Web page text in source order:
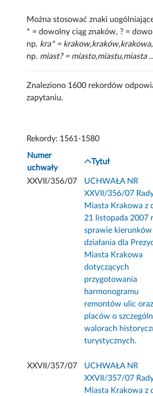
Można stosować znaki
* = dowolny ciąg znaków, ? =
np. kra* =
np. miast? = miasto,miastu,miasta
Znaleziono 1600 rekordów
zapytaniu.
Rekordy: 1561-1580
Numer
uchwały
Tytuł
XXVII/356/07
UCHWAŁA NR
XXVII/356/07
Miasta Krakowa z
21 listopada 2007
sprawie kierunków
działania dla
Miasta Krakowa
dotyczących
przygotowania
harmonogramu
remontów ulic oraz
placów o
walorach
turystycznych.
XXVII/357/07
UCHWAŁA NR
XXVII/357/07
Miasta Krakowa z